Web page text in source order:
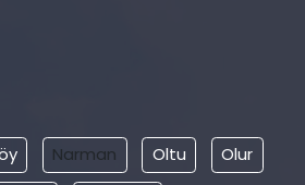
Narman Oltu
Olur